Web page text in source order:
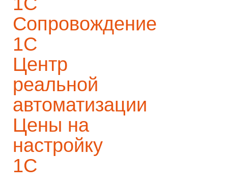
Сопровождение
1С
Центр
реальной
автоматизации
Цены на
настройку
1С